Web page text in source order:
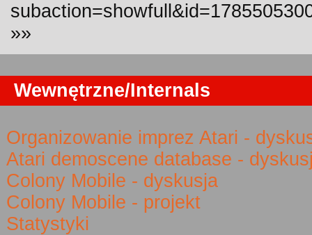
»»
Wewnętrzne/Internals
Organizowanie imprez Atari -
Atari demoscene database -
Colony Mobile - dyskusja
Colony Mobile - projekt
Statystyki